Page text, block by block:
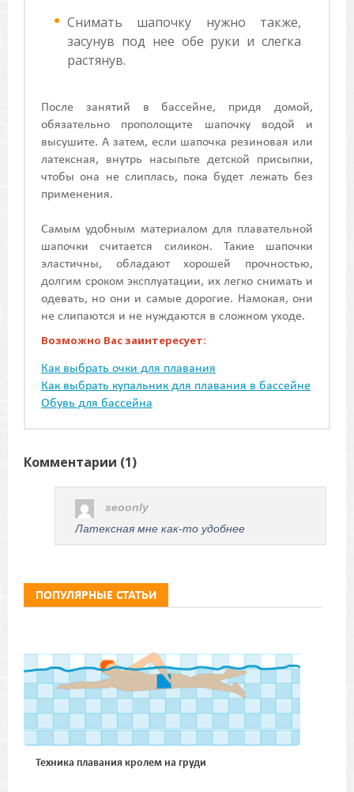
Снимать шапочку нужно также,
засунув под нее обе руки и слегка
растянув.
После занятий в бассейне, придя домой,
обязательно прополощите шапочку водой и
высушите. А затем, если шапочка резиновая или
латексная, внутрь насыпьте детской присыпки,
чтобы она не слиплась, пока будет лежать без
применения.
Самым удобным материалом для плавательной
шапочки считается силикон. Такие шапочки
эластичны, обладают хорошей прочностью,
долгим сроком эксплуатации, их легко снимать и
одевать, но они и самые дорогие. Намокая, они
не слипаются и не нуждаются в сложном уходе.
Возможно Вас заинтересует:
Как выбрать очки для плавания
Как выбрать купальник для плавания в бассейне
Обувь для бассейна
Комментарии (1)
seoonly
Латексная мне как-то удобнее
ПОПУЛЯРНЫЕ СТАТЬИ
Техника плавания кролем на груди